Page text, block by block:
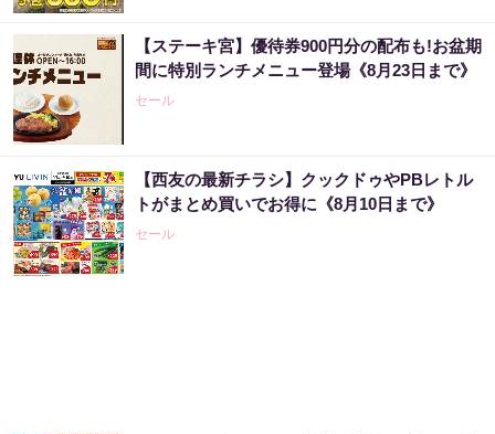
アマゾン1位「このお茶ガチです」噂のお茶
PR（ハーブ健康本舗）
「僕が世界三大投資家に認められた理由」株
価の天気予報士と呼ばれた天才が暴露
PR（Acoco.）
【ステーキ宮】優待券900円分の配布も!お盆期
間に特別ランチメニュー登場《8月23日まで》
セール
【西友の最新チラシ】クックドゥやPBレトル
トがまとめ買いでお得に《8月10日まで》
セール